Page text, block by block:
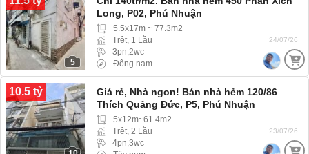
5
Long, P02, Phú Nhuận
5.5x17m ~ 77.3m2
Trệt, 1 Lầu
3pn,2wc
Đông nam
24/07/26
10.5 tỷ
Giá rẻ, Nhà ngon! Bán nhà hẻm 120/86
Thích Quảng Đức, P5, Phú Nhuận
5x12m~61.4m2
Trệt, 2 Lầu
4pn,3wc
23/07/26